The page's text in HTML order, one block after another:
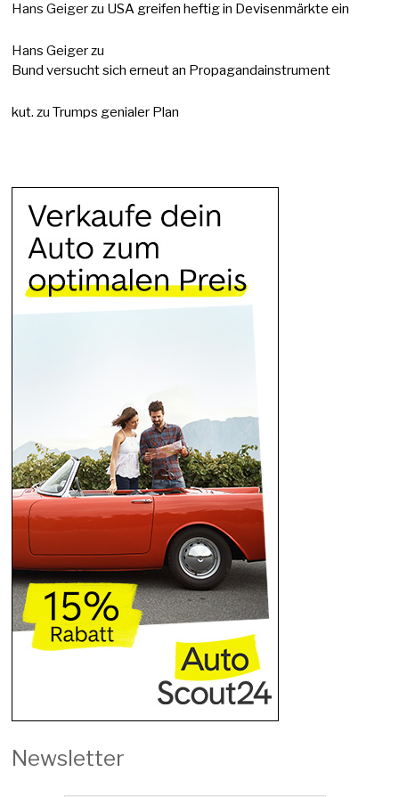
Hans Geigerzu USA greifen heftig in Devisenmärkte ein
Hans Geigerzu
Bund versucht sich erneut an Propagandainstrument
kut. zuTrumps genialer Plan
Newsletter